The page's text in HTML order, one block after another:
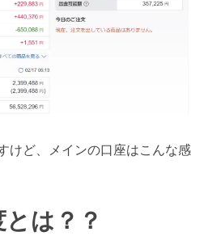
けど、メインの口座はこんな感
は？？